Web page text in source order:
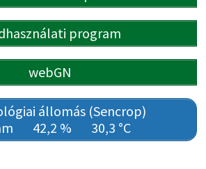
program
webGN
állomás (Sencrop)
42,2 % 30,3 °C